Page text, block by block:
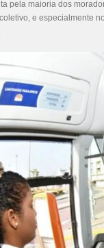
pela maioria dos
e especialmente